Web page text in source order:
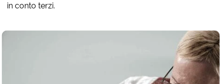
in conto terzi.